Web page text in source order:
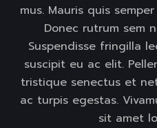
mus. Mauris quis
Donec rutrum sem
Suspendisse fringilla
suscipit eu ac elit.
tristique senectus et
ac turpis egestas.
sit amet